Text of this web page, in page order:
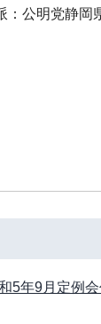
：公明党静岡
5年9月定例